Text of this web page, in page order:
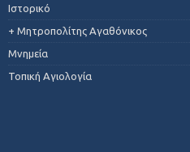
Ιστορικό
+ Μητροπολίτης Αγαθόνικος
Μνημεία
Τοπική Αγιολογία